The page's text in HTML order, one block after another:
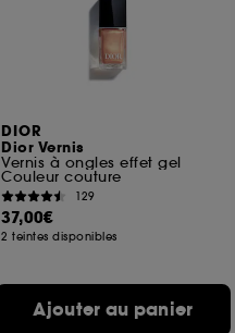
DIOR
Dior Vernis
Vernis à ongles effet gel
Couleur couture
129
37,00€
2 teintes disponibles
Ajouter au panier